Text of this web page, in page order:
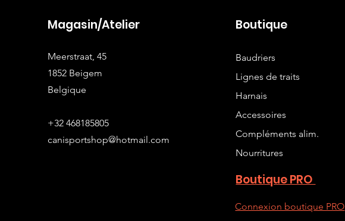
Magasin/Atelier
Meerstraat, 45
1852 Beigem
Belgique
+32 468185805
canisportshop@hotmail.com
Boutique
Baudriers
Lignes de traits
Harnais
Accessoires
Compléments alim.
Nourritures
Boutique PRO
Connexion boutique PRO